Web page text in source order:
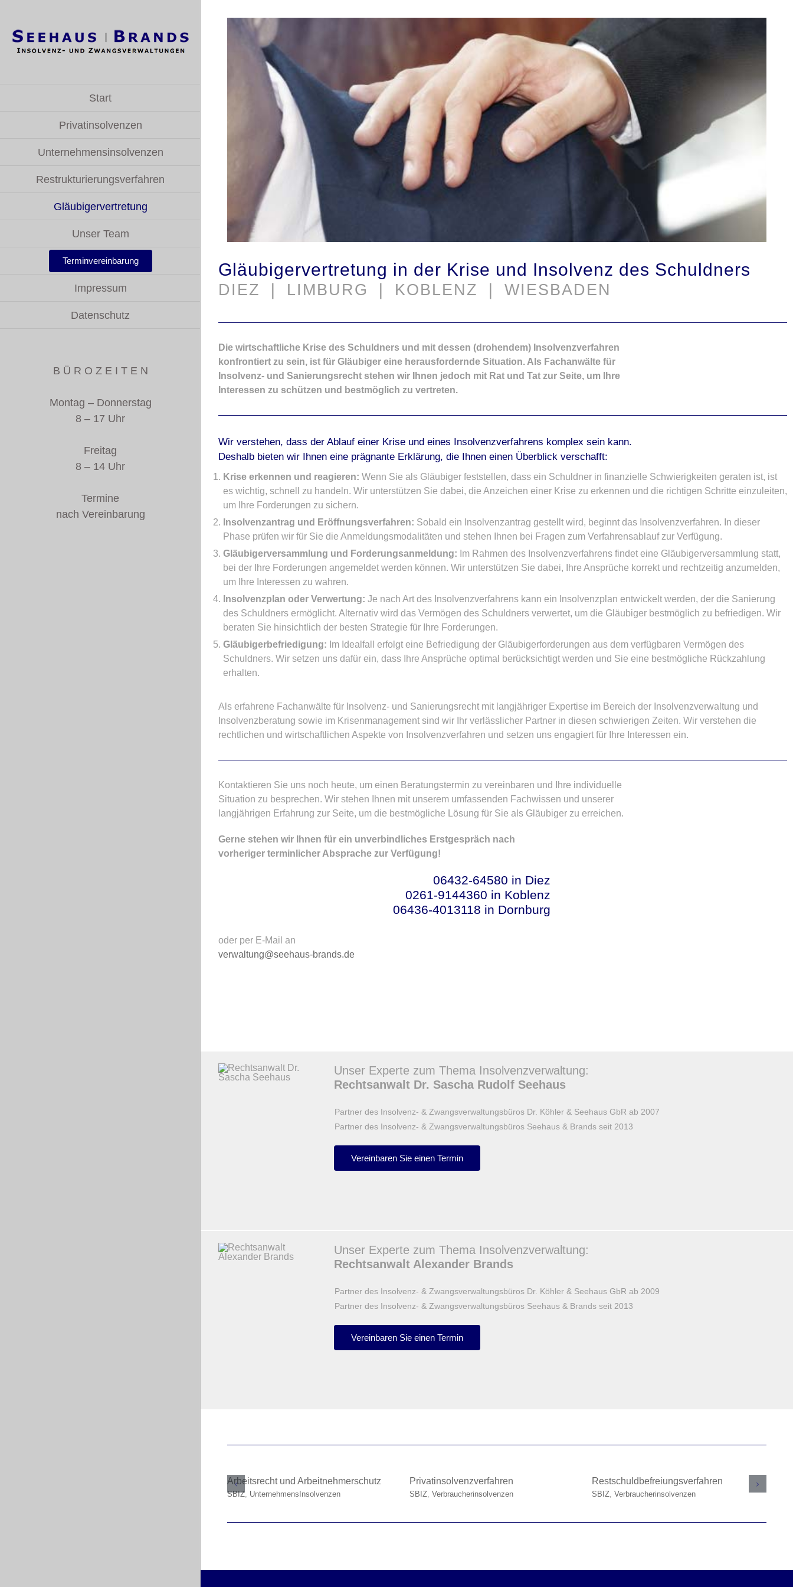
springen
Start
Privatinsolvenzen
Unternehmensinsolvenzen
Restrukturierungsverfahren
Gläubigervertretung
Unser Team
Terminvereinbarung
Impressum
Datenschutz
B Ü R O Z E I T E N
Montag – Donnerstag
8 – 17 Uhr
Freitag
8 – 14 Uhr
Termine
nach Vereinbarung
Gläubigervertretung in der Krise und Insolvenz des Schuldners
DIEZ ❘ LIMBURG ❘ KOBLENZ ❘ WIESBADEN
Die wirtschaftliche Krise des Schuldners und mit dessen (drohendem) Insolvenzverfahren
konfrontiert zu sein, ist für Gläubiger eine herausfordernde Situation. Als Fachanwälte für
Insolvenz- und Sanierungsrecht stehen wir Ihnen jedoch mit Rat und Tat zur Seite, um Ihre
Interessen zu schützen und bestmöglich zu vertreten.
Wir verstehen, dass der Ablauf einer Krise und eines Insolvenzverfahrens komplex sein kann.
Deshalb bieten wir Ihnen eine prägnante Erklärung, die Ihnen einen Überblick verschafft:
Krise erkennen und reagieren: Wenn Sie als Gläubiger feststellen, dass ein Schuldner in finanzielle Schwierigkeiten geraten ist, ist
es wichtig, schnell zu handeln. Wir unterstützen Sie dabei, die Anzeichen einer Krise zu erkennen und die richtigen Schritte einzuleiten,
um Ihre Forderungen zu sichern.
Insolvenzantrag und Eröffnungsverfahren: Sobald ein Insolvenzantrag gestellt wird, beginnt das Insolvenzverfahren. In dieser
Phase prüfen wir für Sie die Anmeldungsmodalitäten und stehen Ihnen bei Fragen zum Verfahrensablauf zur Verfügung.
Gläubigerversammlung und Forderungsanmeldung: Im Rahmen des Insolvenzverfahrens findet eine Gläubigerversammlung statt,
bei der Ihre Forderungen angemeldet werden können. Wir unterstützen Sie dabei, Ihre Ansprüche korrekt und rechtzeitig anzumelden,
um Ihre Interessen zu wahren.
Insolvenzplan oder Verwertung: Je nach Art des Insolvenzverfahrens kann ein Insolvenzplan entwickelt werden, der die Sanierung
des Schuldners ermöglicht. Alternativ wird das Vermögen des Schuldners verwertet, um die Gläubiger bestmöglich zu befriedigen. Wir
beraten Sie hinsichtlich der besten Strategie für Ihre Forderungen.
Gläubigerbefriedigung: Im Idealfall erfolgt eine Befriedigung der Gläubigerforderungen aus dem verfügbaren Vermögen des
Schuldners. Wir setzen uns dafür ein, dass Ihre Ansprüche optimal berücksichtigt werden und Sie eine bestmögliche Rückzahlung
erhalten.
Als erfahrene Fachanwälte für Insolvenz- und Sanierungsrecht mit langjähriger Expertise im Bereich der Insolvenzverwaltung und
Insolvenzberatung sowie im Krisenmanagement sind wir Ihr verlässlicher Partner in diesen schwierigen Zeiten. Wir verstehen die
rechtlichen und wirtschaftlichen Aspekte von Insolvenzverfahren und setzen uns engagiert für Ihre Interessen ein.
Kontaktieren Sie uns noch heute, um einen Beratungstermin zu vereinbaren und Ihre individuelle
Situation zu besprechen. Wir stehen Ihnen mit unserem umfassenden Fachwissen und unserer
langjährigen Erfahrung zur Seite, um die bestmögliche Lösung für Sie als Gläubiger zu erreichen.
Gerne stehen wir Ihnen für ein unverbindliches Erstgespräch nach
vorheriger terminlicher Absprache zur Verfügung!
06432-64580 in Diez
0261-9144360 in Koblenz
06436-4013118 in Dornburg
oder per E-Mail an
verwaltung@seehaus-brands.de
Unser Experte zum Thema Insolvenzverwaltung:
Rechtsanwalt Dr. Sascha Rudolf Seehaus
Partner des Insolvenz- & Zwangsverwaltungsbüros Dr. Köhler & Seehaus GbR ab 2007
Partner des Insolvenz- & Zwangsverwaltungsbüros Seehaus & Brands seit 2013
Vereinbaren Sie einen Termin
Unser Experte zum Thema Insolvenzverwaltung:
Rechtsanwalt Alexander Brands
Partner des Insolvenz- & Zwangsverwaltungsbüros Dr. Köhler & Seehaus GbR ab 2009
Partner des Insolvenz- & Zwangsverwaltungsbüros Seehaus & Brands seit 2013
Vereinbaren Sie einen Termin
UnternehmensInsolvenzen
Arbeitsrecht und Arbeitnehmerschutz
SBIZ, UnternehmensInsolvenzen
Verbraucherinsolvenzen
Privatinsolvenzverfahren
SBIZ,Verbraucherinsolvenzen
Verbraucherinsolvenzen
Restschuldbefreiungsverfahren
SBIZ, Verbraucherinsolvenzen